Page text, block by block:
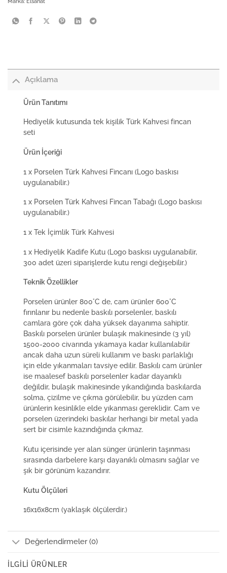
Marka: Elsanat
Açıklama
Ürün Tanıtımı
Hediyelik kutusunda tek kişilik Türk Kahvesi fincan
seti
Ürün İçeriği
1 x Porselen Türk Kahvesi Fincanı (Logo baskısı
uygulanabilir.)
1 x Porselen Türk Kahvesi Fincan Tabağı (Logo baskısı
uygulanabilir.)
1 x Tek İçimlik Türk Kahvesi
1 x Hediyelik Kadife Kutu (Logo baskısı uygulanabilir,
300 adet üzeri siparişlerde kutu rengi değişebilir.)
Teknik Özellikler
Porselen ürünler 800°C de, cam ürünler 600°C
fırınlanır bu nedenle baskılı porselenler, baskılı
camlara göre çok daha yüksek dayanıma sahiptir.
Baskılı porselen ürünler bulaşık makinesinde (3 yıl)
1500-2000 civarında yıkamaya kadar kullanılabilir
ancak daha uzun süreli kullanım ve baskı parlaklığı
için elde yıkanmaları tavsiye edilir. Baskılı cam ürünler
ise maalesef baskılı porselenler kadar dayanıklı
değildir, bulaşık makinesinde yıkandığında baskılarda
solma, çizilme ve çıkma görülebilir, bu yüzden cam
ürünlerin kesinlikle elde yıkanması gereklidir. Cam ve
porselen üzerindeki baskılar herhangi bir metal yada
sert bir cisimle kazındığında çıkmaz.
Kutu içerisinde yer alan sünger ürünlerin taşınması
sırasında darbelere karşı dayanıklı olmasını sağlar ve
şık bir görünüm kazandırır.
Kutu Ölçüleri
16x16x8cm (yaklaşık ölçülerdir.)
Değerlendirmeler (0)
İLGILI ÜRÜNLER